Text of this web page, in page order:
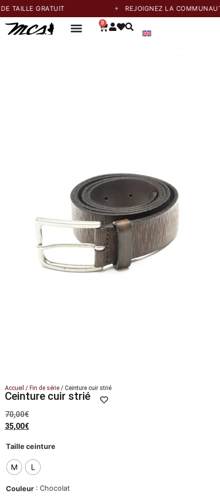
GRATUIT REJOIGNEZ LA COMMUNAUTÉ
0
Accueil / Fin de série / Ceinture cuir strié
Ceinture cuir strié
70,00€
35,00€
Taille ceinture
M L
Couleur : Chocolat